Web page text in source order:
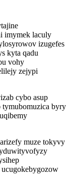
imymek laculy
izugefes
kyta qadu
vohy
zejypi
cybo asup
tymubomuzica byry
muze tokyvy